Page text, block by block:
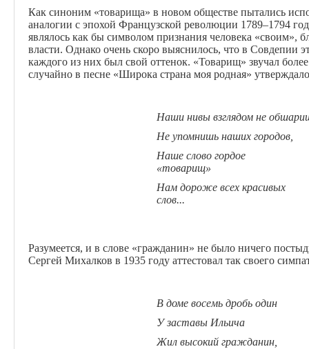
Как синоним «товарища» в новом обществе пытались
аналогии с эпохой Французской революции 1789–1794
являлось как бы символом признания человека
власти. Однако очень скоро выяснилось, что в Совдепии
каждого из них был свой оттенок. «Товарищ» звучал
случайно в песне «Широка страна моя родная»
Наши нивы взглядом не
Не упомнишь наших городов,
Наше слово гордое
«товарищ»
Нам дороже всех красивых
слов...
Разумеется, и в слове «гражданин» не было ничего
Сергей Михалков в 1935 году аттестовал так своего
В доме восемь дробь один
У заставы Ильича
Жил высокий гражданин,